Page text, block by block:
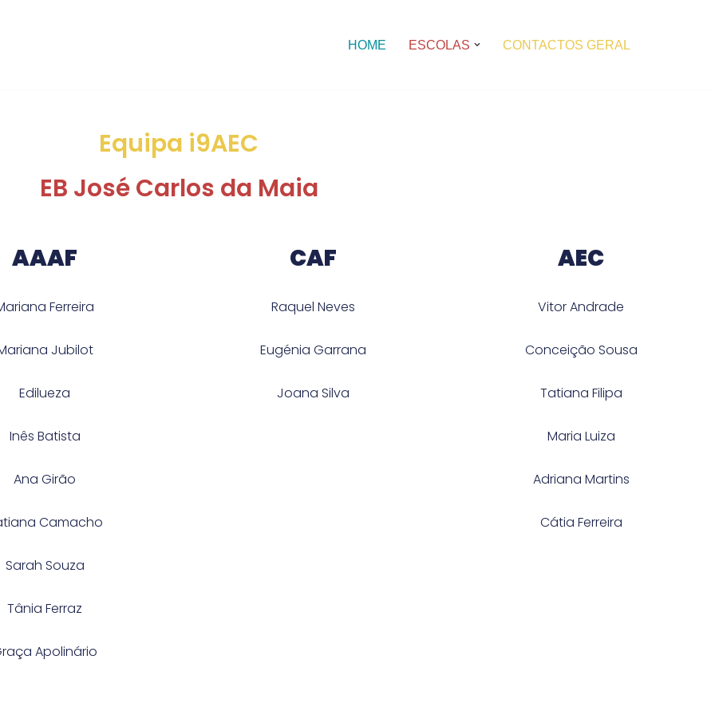
HOME ESCOLAS CONTACTOS GERAL
Equipa i9AEC
EB José Carlos da Maia
AAAF
Ferreira
Jubilot
Edilueza
Inês Batista
Ana Girão
Camacho
Sarah Souza
Tânia Ferraz
Apolinário
CAF
Raquel Neves
Eugénia Garrana
Joana Silva
AEC
Vitor Andrade
Conceição Sousa
Tatiana Filipa
Maria Luiza
Adriana Martins
Cátia Ferreira